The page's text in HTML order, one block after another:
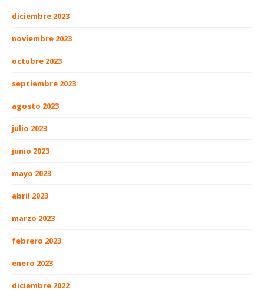
diciembre 2023
noviembre 2023
octubre 2023
septiembre 2023
agosto 2023
julio 2023
junio 2023
mayo 2023
abril 2023
marzo 2023
febrero 2023
enero 2023
diciembre 2022